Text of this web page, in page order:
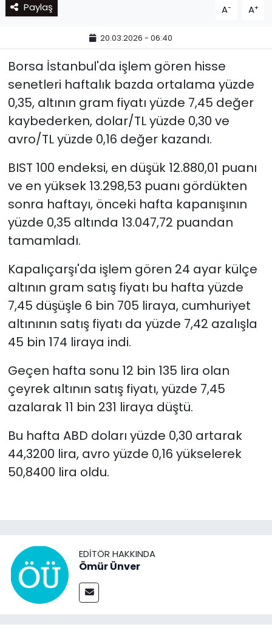
Paylaş A- A+
20.03.2026 - 06:40
Borsa İstanbul'da işlem gören hisse
senetleri haftalık bazda ortalama yüzde
0,35, altının gram fiyatı yüzde 7,45 değer
kaybederken, dolar/TL yüzde 0,30 ve
avro/TL yüzde 0,16 değer kazandı.
BIST 100 endeksi, en düşük 12.880,01 puanı
ve en yüksek 13.298,53 puanı gördükten
sonra haftayı, önceki hafta kapanışının
yüzde 0,35 altında 13.047,72 puandan
tamamladı.
Kapalıçarşı'da işlem gören 24 ayar külçe
altının gram satış fiyatı bu hafta yüzde
7,45 düşüşle 6 bin 705 liraya, cumhuriyet
altınının satış fiyatı da yüzde 7,42 azalışla
45 bin 174 liraya indi.
Geçen hafta sonu 12 bin 135 lira olan
çeyrek altının satış fiyatı, yüzde 7,45
azalarak 11 bin 231 liraya düştü.
Bu hafta ABD doları yüzde 0,30 artarak
44,3200 lira, avro yüzde 0,16 yükselerek
50,8400 lira oldu.
EDITÖR HAKKINDA
Ömür Ünver